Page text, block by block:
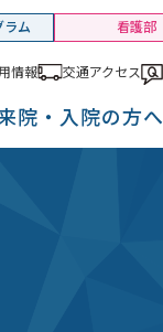
ラム 看護部
情報 交通アクセス
院・入院の方へ